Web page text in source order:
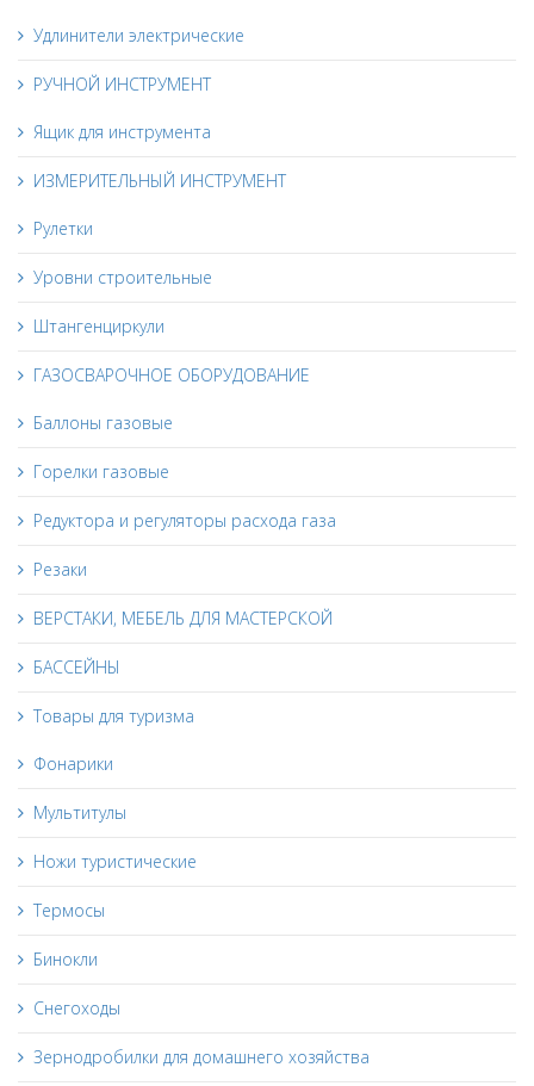
Удлинители электрические
РУЧНОЙ ИНСТРУМЕНТ
Ящик для инструмента
ИЗМЕРИТЕЛЬНЫЙ ИНСТРУМЕНТ
Рулетки
Уровни строительные
Штангенциркули
ГАЗОСВАРОЧНОЕ ОБОРУДОВАНИЕ
Баллоны газовые
Горелки газовые
Редуктора и регуляторы расхода газа
Резаки
ВЕРСТАКИ, МЕБЕЛЬ ДЛЯ МАСТЕРСКОЙ
БАССЕЙНЫ
Товары для туризма
Фонарики
Мультитулы
Ножи туристические
Термосы
Бинокли
Снегоходы
Зернодробилки для домашнего хозяйства